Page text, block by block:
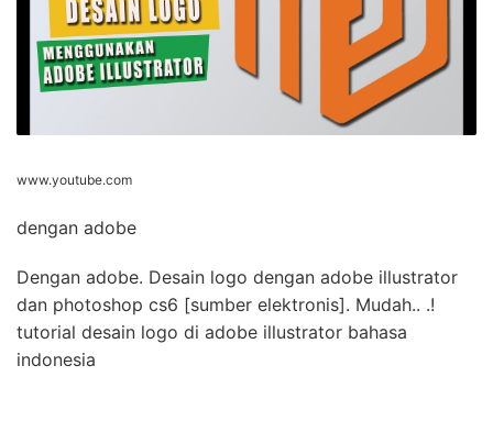
www.youtube.com
dengan adobe
Dengan adobe. Desain logo dengan adobe illustrator
dan photoshop cs6 [sumber elektronis]. Mudah.. .!
tutorial desain logo di adobe illustrator bahasa
indonesia